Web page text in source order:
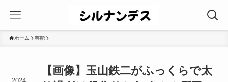
ホーム 芸能
【画像】玉山鉄二がふっくらで太